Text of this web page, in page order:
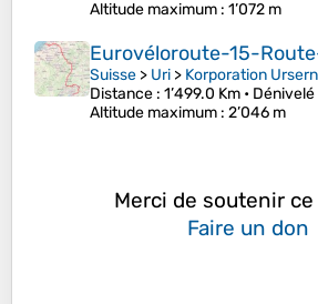
Altitude maximum : 1’072 m
Eurovéloroute-15-
Suisse > Uri > Korporation Ursern
Distance : 1’499.0 Km •
Altitude maximum : 2’046 m
Merci de soutenir
Faire un don